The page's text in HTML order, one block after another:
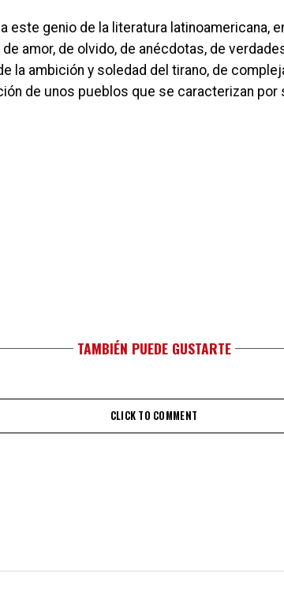
este genio de la literatura latinoamericana,
amor, de olvido, de anécdotas, de
la ambición y soledad del tirano, de
de unos pueblos que se caracterizan
TAMBIÉN PUEDE GUSTARTE
CLICK TO COMMENT